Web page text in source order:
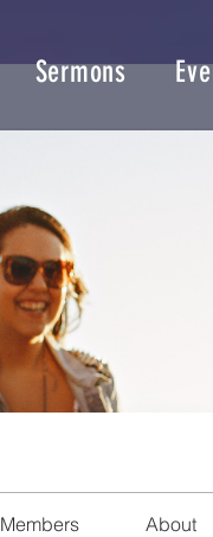
Sermons
Members About